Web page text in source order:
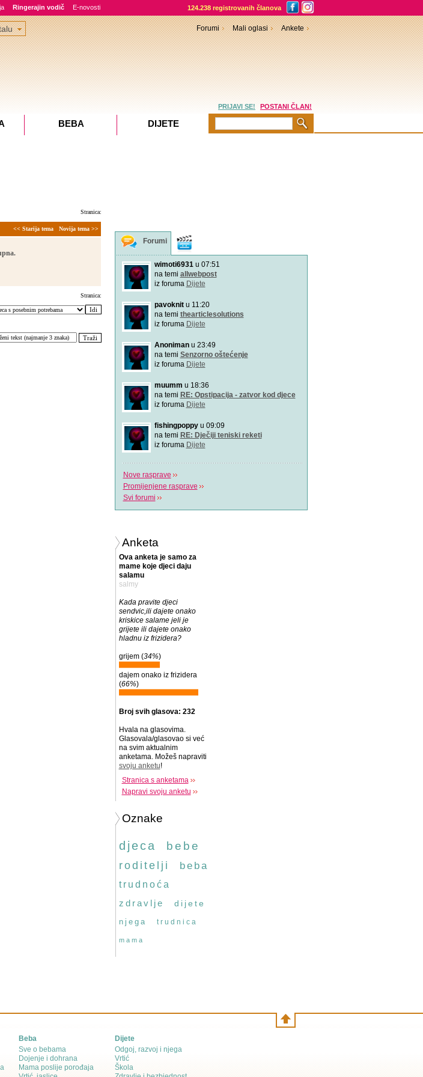
Ringerajin vodič E-novosti 124.238 registrovanih članova
Stranica:
<< Starija tema Novija tema >>
Stranica:
Forumi
wimoti6931u 07:51
na temi allwebpost
iz foruma Dijete
pavoknitu 11:20
na temi thearticlesolutions
iz foruma Dijete
Anonimanu 23:49
na temi Senzorno oštećenje
iz foruma Dijete
muumm u 18:36
na temi RE: Opstipacija - zatvor kod djece
iz foruma Dijete
fishingpoppyu 09:09
na temi RE: Dječiji teniski reketi
iz foruma Dijete
Nove rasprave
Promijenjene rasprave
Svi forumi
Anketa
Ova anketa je samo za
mame koje djeci daju
salamu
salmy
Kada pravite djeci
sendvic,ili dajete onako
kriskice salame jeli je
grijete ili dajete onako
hladnu iz frizidera?
grijem (34%)
dajem onako iz frizidera
(66%)
Broj svih glasova: 232
Hvala na glasovima.
Glasovala/glasovao si već
na svim aktualnim
anketama. Možeš napraviti
svoju anketu!
Stranica s anketama
Napravi svoju anketu
Oznake
djeca bebe
roditelji beba
trudnoća
zdravlje
dijete
njega trudnica
mama
Forumi Mali oglasi Ankete
PRIJAVI SE! POSTANI ČLAN!
BEBA DIJETE
Beba
Sve o bebama
Dojenje i dohrana
Mama poslije porođaja
Dijete
Odgoj, razvoj i njega
Vrtić
Škola